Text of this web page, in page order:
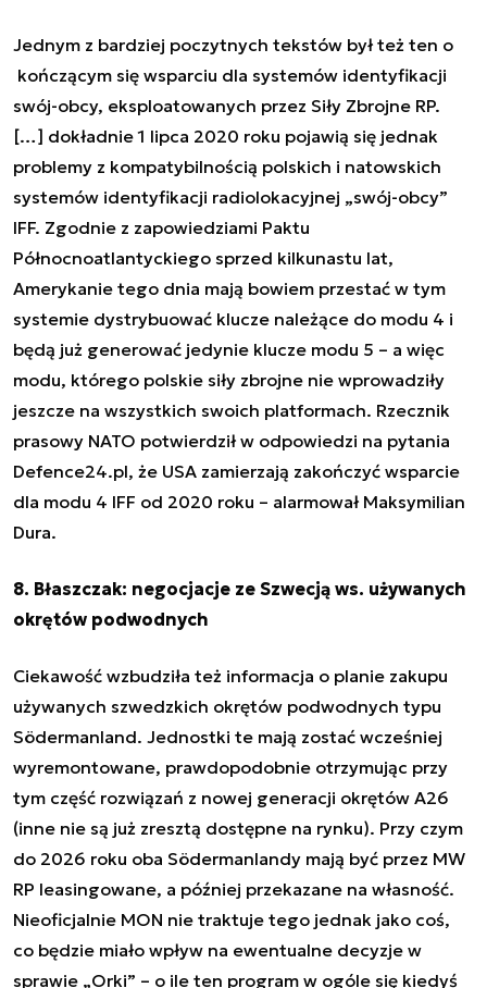
Jednym z bardziej poczytnych tekstów był też ten o
kończącym się wsparciu dla systemów identyfikacji
swój-obcy, eksploatowanych przez Siły Zbrojne RP.
[…] dokładnie 1 lipca 2020 roku pojawią się jednak
problemy z kompatybilnością polskich i natowskich
systemów identyfikacji radiolokacyjnej „swój-obcy”
IFF. Zgodnie z zapowiedziami Paktu
Północnoatlantyckiego sprzed kilkunastu lat,
Amerykanie tego dnia mają bowiem przestać w tym
systemie dystrybuować klucze należące do modu 4 i
będą już generować jedynie klucze modu 5 – a więc
modu, którego polskie siły zbrojne nie wprowadziły
jeszcze na wszystkich swoich platformach. Rzecznik
prasowy NATO potwierdził w odpowiedzi na pytania
Defence24.pl, że USA zamierzają zakończyć wsparcie
dla modu 4 IFF od 2020 roku – alarmował Maksymilian
Dura.
8. Błaszczak: negocjacje ze Szwecją ws. używanych
okrętów podwodnych
Ciekawość wzbudziła też informacja o planie zakupu
używanych szwedzkich okrętów podwodnych typu
Södermanland. Jednostki te mają zostać wcześniej
wyremontowane, prawdopodobnie otrzymując przy
tym część rozwiązań z nowej generacji okrętów A26
(inne nie są już zresztą dostępne na rynku). Przy czym
do 2026 roku oba Södermanlandy mają być przez MW
RP leasingowane, a później przekazane na własność.
Nieoficjalnie MON nie traktuje tego jednak jako coś,
co będzie miało wpływ na ewentualne decyzje w
sprawie „Orki” – o ile ten program w ogóle się kiedyś